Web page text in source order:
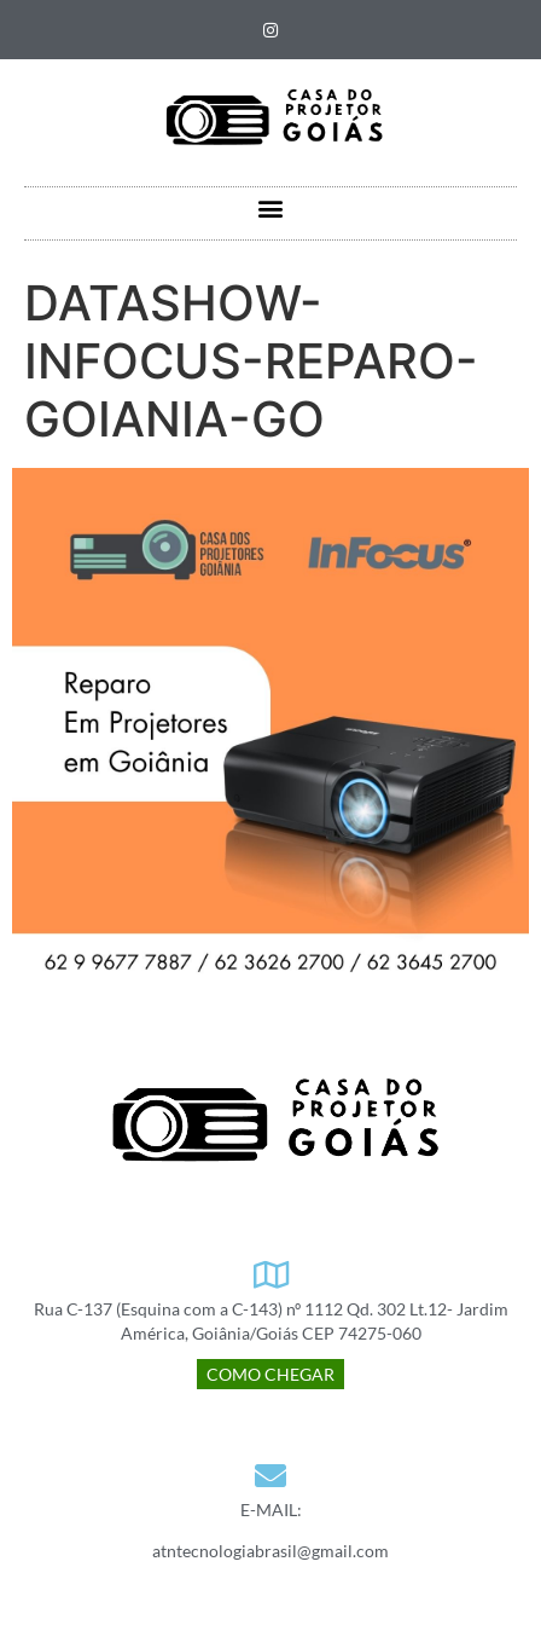
DATASHOW-
INFOCUS-REPARO-
GOIANIA-GO
Rua C-137 (Esquina com a C-143) nº 1112 Qd. 302 Lt.12- Jardim
América, Goiânia/Goiás CEP 74275-060
COMO CHEGAR
E-MAIL:
atntecnologiabrasil@gmail.com